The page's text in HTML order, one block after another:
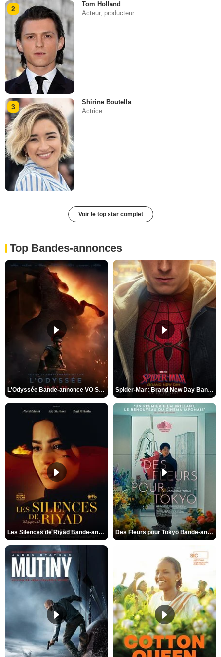
2
Tom Holland
Acteur, producteur
3
Shirine Boutella
Actrice
Voir le top star complet
Top Bandes-annonces
L'Odyssée Bande-annonce VO STFR Spider-Man: Brand New Day Bande-annonce VO STFR
Les Silences de Riyad Bande-annonce VO STFR Des Fleurs pour Tokyo Bande-annonce VO STFR